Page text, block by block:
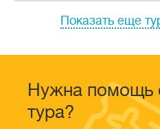
Показать еще
Нужна помощь
тура?